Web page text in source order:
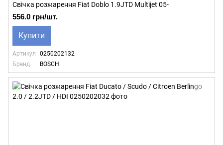
Свічка розжарення Fiat Doblo 1.9JTD Multijet 05-
556.0 грн/шт.
Купити
Артикул
0250202132
Бренд
BOSCH